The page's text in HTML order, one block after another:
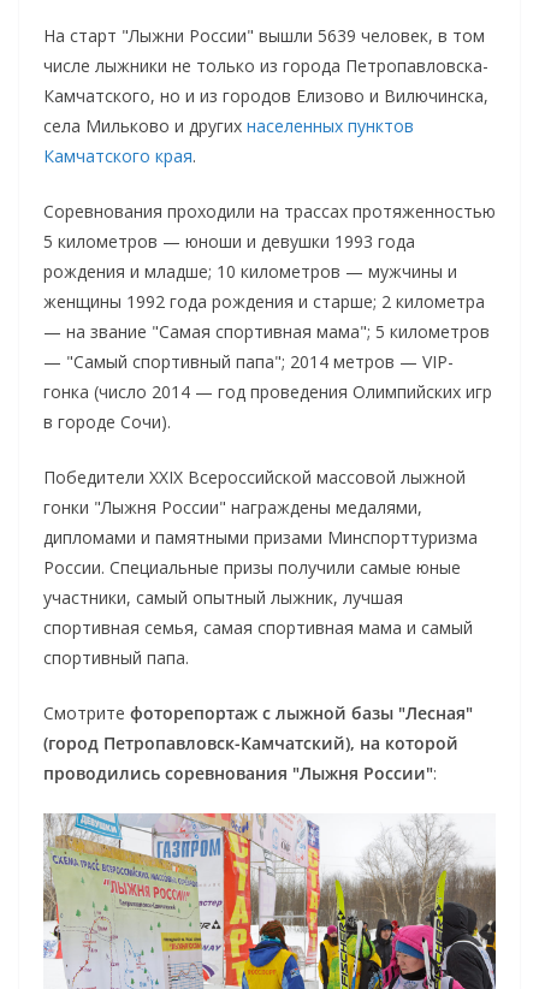
На старт "Лыжни России" вышли 5639 человек, в том
числе лыжники не только из города Петропавловска-
Камчатского, но и из городов Елизово и Вилючинска,
села Мильково и других населенных пунктов
Камчатского края.
Соревнования проходили на трассах протяженностью
5 километров — юноши и девушки 1993 года
рождения и младше; 10 километров — мужчины и
женщины 1992 года рождения и старше; 2 километра
— на звание "Самая спортивная мама"; 5 километров
— "Самый спортивный папа"; 2014 метров — VIP-
гонка (число 2014 — год проведения Олимпийских игр
в городе Сочи).
Победители XXIX Всероссийской массовой лыжной
гонки "Лыжня России" награждены медалями,
дипломами и памятными призами Минспорттуризма
России. Специальные призы получили самые юные
участники, самый опытный лыжник, лучшая
спортивная семья, самая спортивная мама и самый
спортивный папа.
Смотрите фоторепортаж с лыжной базы "Лесная"
(город Петропавловск-Камчатский), на которой
проводились соревнования "Лыжня России":